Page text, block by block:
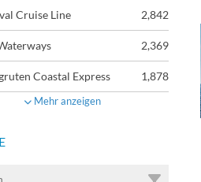
Cruise Line 2,842
2,369
Coastal Express 1,878
Mehr anzeigen